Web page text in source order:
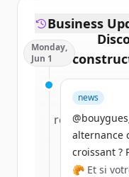
Sign up
roundsof
New
Business
Monday,
Jun 1
news
alternance
croissant ?
🥐 Et si